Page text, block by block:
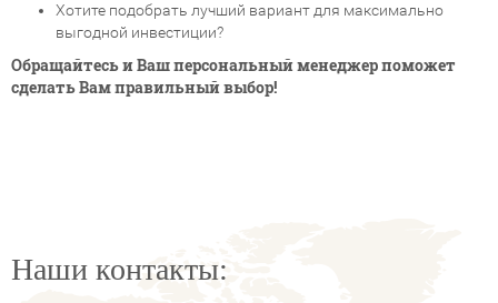
Хотите подобрать лучший вариант для максимально
выгодной инвестиции?
Обращайтесь и Ваш персональный менеджер поможет
сделать Вам правильный выбор!
Наши контакты: